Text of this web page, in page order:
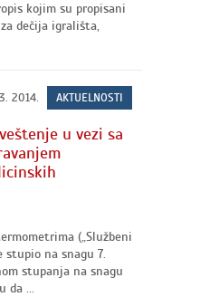
kojim su propisani
dečija igrališta,
2014. AKTUELNOSTI
u vezi sa
(„Službeni
stupio na snagu 7.
stupanja na snagu
da ...